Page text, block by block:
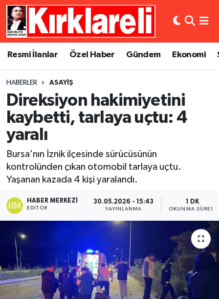
Resmi İlanlar Özel Haber Gündem Ekonomi
HABERLER ASAYIŞ
Direksiyon hakimiyetini
kaybetti, tarlaya uçtu: 4
yaralı
Bursa'nın İznik ilçesinde sürücüsünün
kontrolünden çıkan otomobil tarlaya uçtu.
Yaşanan kazada 4 kişi yaralandı.
HABER MERKEZI
EDITÖR
30.05.2026 - 15:43
YAYINLANMA
1 DK
OKUNMA SÜRESI
Resmi İlanlar
Gündem
Ekonomi
Siyaset
Spor
Asayiş
Dünya
Eğitim
Kültür Sanat
Magazin
Sağlık
Künye
Gizlilik Sözleşmesi
Merkez Nöbetçi Eczaneler
Merkez Trafik Yoğunluk Haritası
Süper Lig Puan Durumu ve Fikstür
Tüm Manşetler
Son Dakika Haberleri